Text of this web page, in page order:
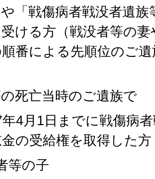
「戦傷病者戦没者遺
ける方（戦没者等の
番による先順位のご
死亡当時のご遺族で
4月1日までに戦傷病
の受給権を取得した方
等の子